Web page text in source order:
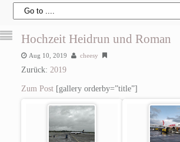
Hochzeit Heidrun und Roman
Aug 10, 2019 cheesy
Zurück: 2019
Zum Post[gallery orderby=”title”]